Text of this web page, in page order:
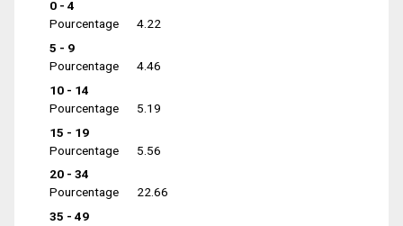
0 - 4
Pourcentage
4.22
5 - 9
Pourcentage
4.46
10 - 14
Pourcentage
5.19
15 - 19
Pourcentage
5.56
20 - 34
Pourcentage
22.66
35 - 49